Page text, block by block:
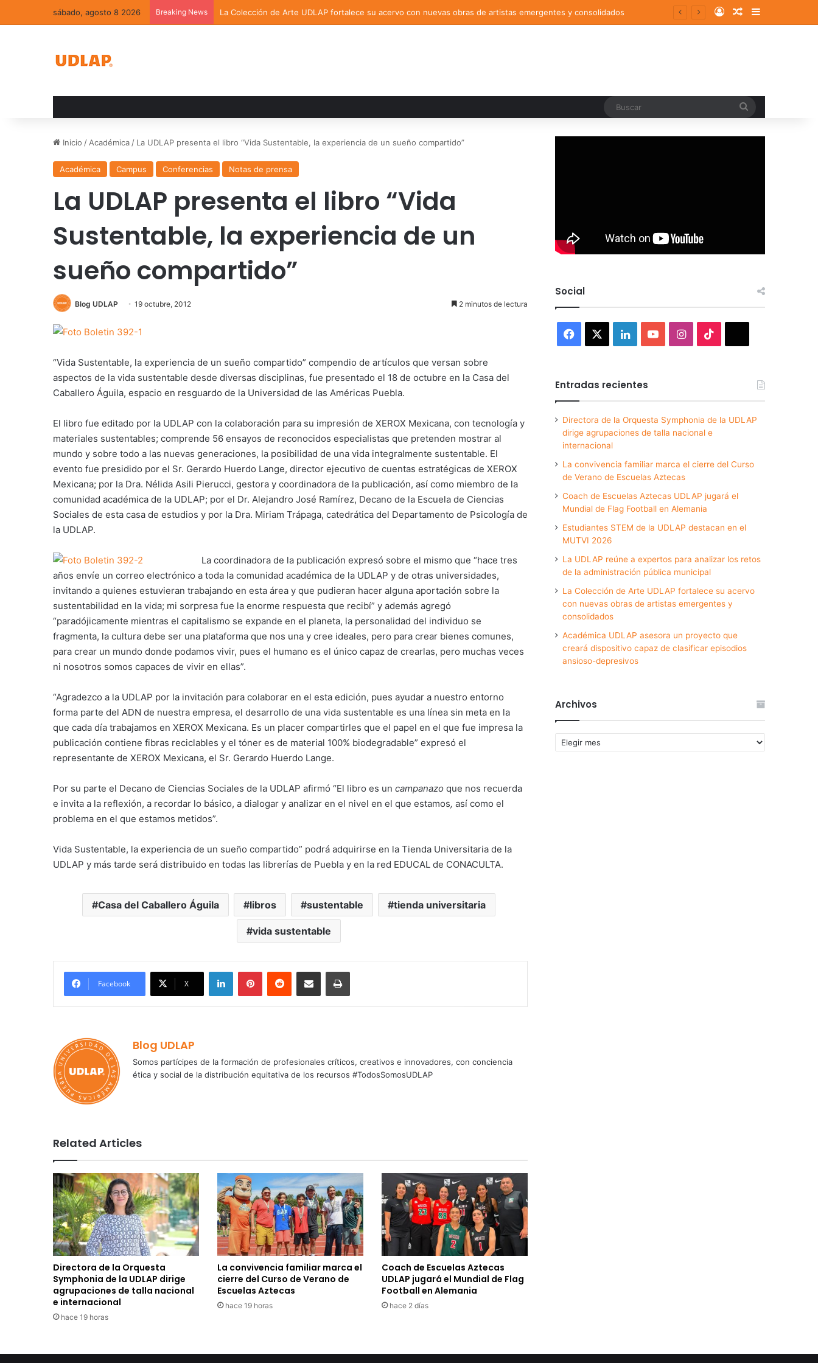
sábado, agosto 8 2026 Breaking News La Colección de Arte UDLAP fortalece su acervo con nuevas obras de artistas emergentes y consolidados Log InRandom Article
Sidebar
Inicio / Académica / La UDLAP presenta el libro “Vida Sustentable, la experiencia de un sueño compartido”
Académica Campus Conferencias Notas de prensa
La UDLAP presenta el libro “Vida
Sustentable, la experiencia de un
sueño compartido”
Blog UDLAP 19 octubre, 2012 2 minutos de lectura
“Vida Sustentable, la experiencia de un sueño compartido” compendio de artículos que versan sobre
aspectos de la vida sustentable desde diversas disciplinas, fue presentado el 18 de octubre en la Casa del
Caballero Águila, espacio en resguardo de la Universidad de las Américas Puebla.
El libro fue editado por la UDLAP con la colaboración para su impresión de XEROX Mexicana, con tecnología y
materiales sustentables; comprende 56 ensayos de reconocidos especialistas que pretenden mostrar al
mundo y sobre todo a las nuevas generaciones, la posibilidad de una vida integralmente sustentable. El
evento fue presidido por el Sr. Gerardo Huerdo Lange, director ejecutivo de cuentas estratégicas de XEROX
Mexicana; por la Dra. Nélida Asili Pierucci, gestora y coordinadora de la publicación, así como miembro de la
comunidad académica de la UDLAP; por el Dr. Alejandro José Ramírez, Decano de la Escuela de Ciencias
Sociales de esta casa de estudios y por la Dra. Miriam Trápaga, catedrática del Departamento de Psicología de
la UDLAP.
La coordinadora de la publicación expresó sobre el mismo que “hace tres
años envíe un correo electrónico a toda la comunidad académica de la UDLAP y de otras universidades,
invitando a quienes estuvieran trabajando en esta área y que pudieran hacer alguna aportación sobre la
sustentabilidad en la vida; mi sorpresa fue la enorme respuesta que recibí” y además agregó
“paradójicamente mientras el capitalismo se expande en el planeta, la personalidad del individuo se
fragmenta, la cultura debe ser una plataforma que nos una y cree ideales, pero para crear bienes comunes,
para crear un mundo donde podamos vivir, pues el humano es el único capaz de crearlas, pero muchas veces
ni nosotros somos capaces de vivir en ellas”.
“Agradezco a la UDLAP por la invitación para colaborar en el esta edición, pues ayudar a nuestro entorno
forma parte del ADN de nuestra empresa, el desarrollo de una vida sustentable es una línea sin meta en la
que cada día trabajamos en XEROX Mexicana. Es un placer compartirles que el papel en el que fue impresa la
publicación contiene fibras reciclables y el tóner es de material 100% biodegradable” expresó el
representante de XEROX Mexicana, el Sr. Gerardo Huerdo Lange.
Por su parte el Decano de Ciencias Sociales de la UDLAP afirmó “El libro es un campanazo que nos recuerda
e invita a la reflexión, a recordar lo básico, a dialogar y analizar en el nivel en el que estamos, así como el
problema en el que estamos metidos”.
Vida Sustentable, la experiencia de un sueño compartido” podrá adquirirse en la Tienda Universitaria de la
UDLAP y más tarde será distribuido en todas las librerías de Puebla y en la red EDUCAL de CONACULTA.
Casa del Caballero Águila libros sustentable tienda universitaria
vida sustentable
Facebook X
LinkedInPinterestReddit Share via Email Print
Blog UDLAP
Somos partícipes de la formación de profesionales críticos, creativos e innovadores, con conciencia
ética y social de la distribución equitativa de los recursos #TodosSomosUDLAP
Related Articles
Directora de la Orquesta
Symphonia de la UDLAP dirige
agrupaciones de talla nacional
e internacional
hace 19 horas
La convivencia familiar marca el
cierre del Curso de Verano de
Escuelas Aztecas
hace 19 horas
Coach de Escuelas Aztecas
UDLAP jugará el Mundial de Flag
Football en Alemania
hace 2 días
Social
Facebook LinkedInYouTubeInstagram
Entradas recientes
Directora de la Orquesta Symphonia de la UDLAP
dirige agrupaciones de talla nacional e
internacional
La convivencia familiar marca el cierre del Curso
de Verano de Escuelas Aztecas
Coach de Escuelas Aztecas UDLAP jugará el
Mundial de Flag Football en Alemania
Estudiantes STEM de la UDLAP destacan en el
MUTVI 2026
La UDLAP reúne a expertos para analizar los retos
de la administración pública municipal
La Colección de Arte UDLAP fortalece su acervo
con nuevas obras de artistas emergentes y
consolidados
Académica UDLAP asesora un proyecto que
creará dispositivo capaz de clasificar episodios
ansioso-depresivos
Archivos
Archivos